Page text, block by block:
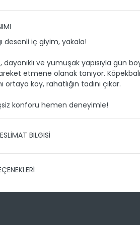
desenli iç giyim, yakala!
dayanıklı ve yumuşak yapısıyla gün
etmene olanak tanıyor.
ortaya koy, rahatlığın tadını çıkar.
konforu hemen deneyimle!
BİLGİSİ
gönderimini anlaşmalı olduğumuz PTT,
edilir.
takibini nasıl yapabilirim?